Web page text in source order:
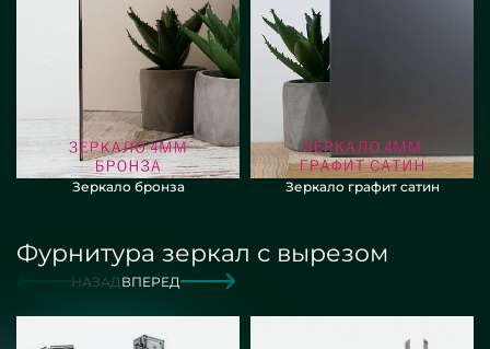
Зеркало бронза Зеркало графит сатин
Фурнитура зеркал с вырезом
НАЗАД ВПЕРЕД